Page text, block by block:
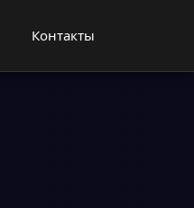
Контакты